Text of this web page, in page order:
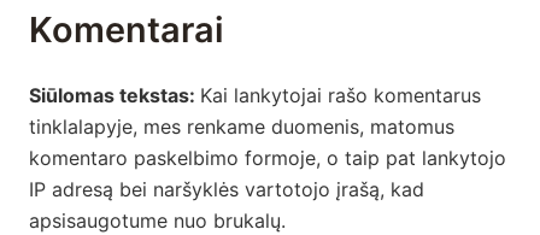
Komentarai
Siūlomas tekstas: Kai lankytojai rašo komentarus
tinklalapyje, mes renkame duomenis, matomus
komentaro paskelbimo formoje, o taip pat lankytojo
IP adresą bei naršyklės vartotojo įrašą, kad
apsisaugotume nuo brukalų.